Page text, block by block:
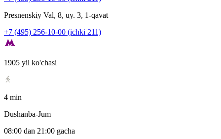
Presnenskiy Val, 8, uy. 3, 1-qavat
+7 (495) 256-10-00 (ichki 211)
1905 yil ko'chasi
4 min
Dushanba-Jum
08:00 dan 21:00 gacha